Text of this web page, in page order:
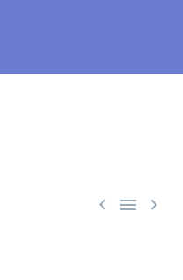
  